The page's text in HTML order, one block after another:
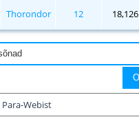
Thorondor 12 18,126